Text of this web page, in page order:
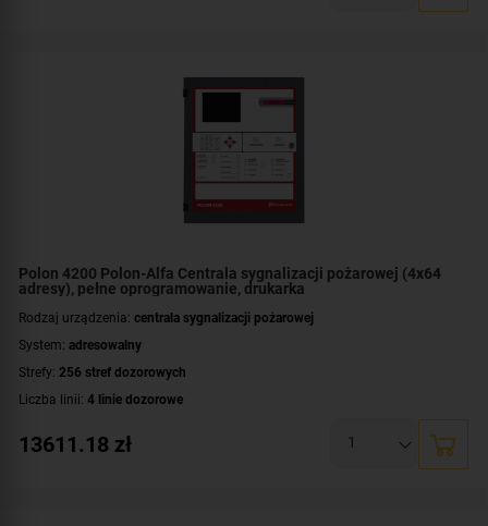
Polon 4200 Polon-Alfa Centrala sygnalizacji pożarowej (4x64
adresy), pełne oprogramowanie, drukarka
Rodzaj urządzenia: centrala sygnalizacji pożarowej
System: adresowalny
Strefy: 256 stref dozorowych
Liczba linii: 4 linie dozorowe
Wyświetlacz: LCD
13611.18 zł